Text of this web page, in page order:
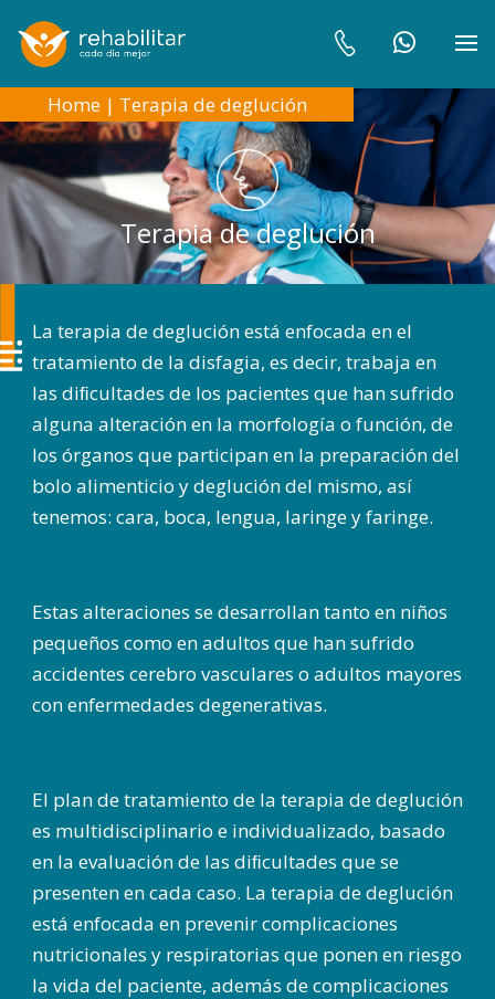
Home| Terapia de deglución
Terapia de deglución
La terapia de deglución está enfocada en el
tratamiento de la disfagia, es decir, trabaja en
las diﬁcultades de los pacientes que han sufrido
alguna alteración en la morfología o función, de
los órganos que participan en la preparación del
bolo alimenticio y deglución del mismo, así
tenemos: cara, boca, lengua, laringe y faringe.
Estas alteraciones se desarrollan tanto en niños
pequeños como en adultos que han sufrido
accidentes cerebro vasculares o adultos mayores
con enfermedades degenerativas.
El plan de tratamiento de la terapia de deglución
es multidisciplinario e individualizado, basado
en la evaluación de las diﬁcultades que se
presenten en cada caso. La terapia de deglución
está enfocada en prevenir complicaciones
nutricionales y respiratorias que ponen en riesgo
la vida del paciente, además de complicaciones